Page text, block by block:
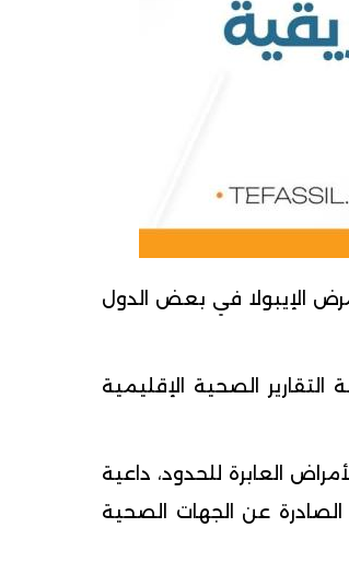
مرض الإيبولا في بعض الدول
الصحية الإقليمية
العابرة للحدود، داعية
الصادرة عن الجهات الصحية